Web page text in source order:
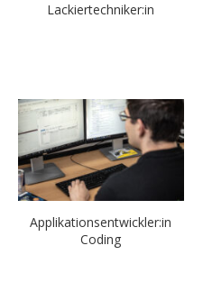
Lackiertechniker:in
Applikationsentwickler:in
Coding